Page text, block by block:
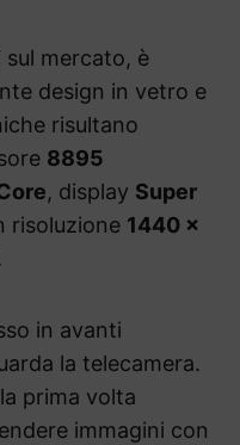
sul mercato, è
design in vetro e
risultano
8895
, display Super
risoluzione 1440 x
in avanti
la telecamera.
prima volta
immagini con